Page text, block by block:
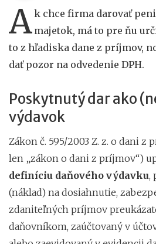
Ak chce firma darovať
majetok, má to pre ňu
to z hľadiska dane z príjmov,
dať pozor na odvedenie DPH.
Poskytnutý dar ako
výdavok
Zákon č. 595/2003 Z. z. o dani z
len „zákon o dani z príjmov“)
definíciu daňového výdavku,
(náklad) na dosiahnutie,
zdaniteľných príjmov
daňovníkom, zaúčtovaný v